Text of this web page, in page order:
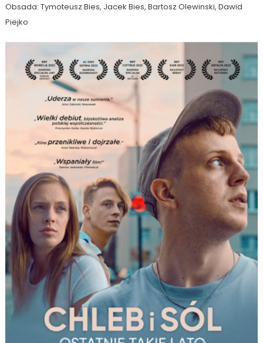
Obsada: Tymoteusz Bies, Jacek Bies, Bartosz Olewinski, Dawid
Piejko